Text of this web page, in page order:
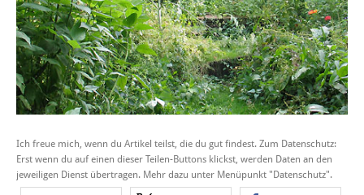
Ich freue mich, wenn du Artikel teilst, die du gut findest. Zum Datenschutz:
Erst wenn du auf einen dieser Teilen-Buttons klickst, werden Daten an den
jeweiligen Dienst übertragen. Mehr dazu unter Menüpunkt "Datenschutz".